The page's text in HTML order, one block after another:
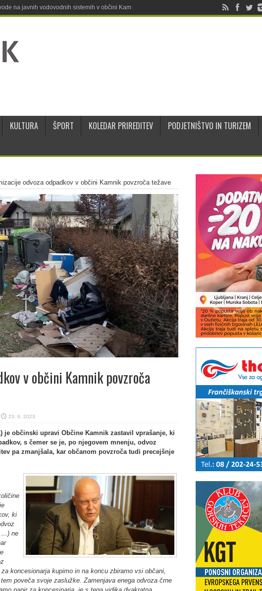
na javnih vodovodnih sistemih v občini Kamnik
KULTURA ŠPORT KOLEDAR PRIREDITEV PODJETNIŠTVO IN TURIZEM
odvoza odpadkov v občini Kamnik povzroča težave
v občini Kamnik povzroča
23. 6. 2023
je občinski upravi Občine Kamnik zastavil vprašanje, ki
s čemer se je, po njegovem mnenju, odvoz
pa zmanjšala, kar občanom povzroča tudi precejšnje
ki
…) ne
koncesionarja kupimo in na koncu zbiramo vsi občani,
poveča svoje zaslužke. Zamenjava enega odvoza črne